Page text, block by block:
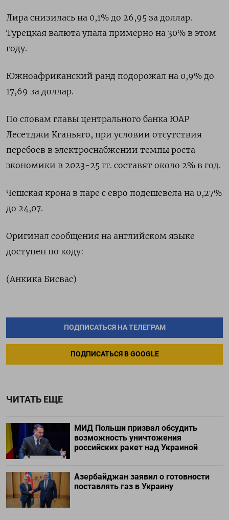
Лира снизилась на 0,1% до 26,95 за доллар.
Турецкая валюта упала примерно на 30% в этом
году.
Южноафриканский ранд подорожал на 0,9% до
17,69 за доллар.
По словам главы центрального банка ЮАР
Лесетджи Кганьяго, при условии отсутствия
перебоев в электроснабжении темпы роста
экономики в 2023-25 гг. составят около 2% в год.
Чешская крона в паре с евро подешевела на 0,27%
до 24,07.
Оригинал сообщения на английском языке
доступен по коду:
(Анкика Бисвас)
ПОДПИСАТЬСЯ НА ТЕЛЕГРАМ
ПОДПИСАТЬСЯ В GOOGLE
ЧИТАТЬ ЕЩЕ
МИД Польши призвал обсудить
возможность уничтожения
российских ракет над Украиной
Азербайджан заявил о готовности
поставлять газ в Украину